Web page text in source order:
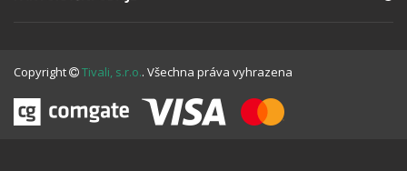
Copyright Tivali, s.r.o.. Všechna práva vyhrazena